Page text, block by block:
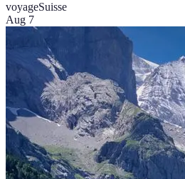
voyageSuisse
Aug 7